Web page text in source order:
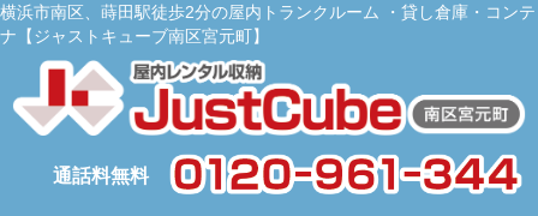
横浜市南区、蒔田駅徒歩2分の屋内トランクルーム ・貸し倉庫・コンテ
ナ【ジャストキューブ南区宮元町】